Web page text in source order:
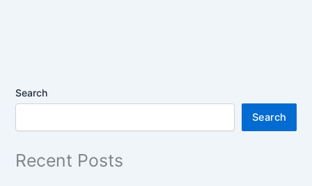
Search
Search
Recent Posts